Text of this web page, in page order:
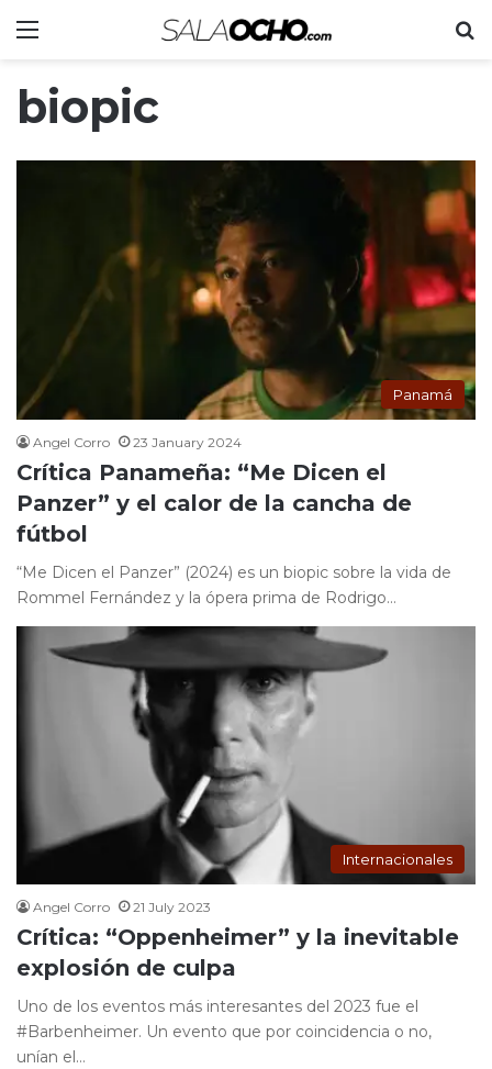
Menu
biopic
Panamá
Angel Corro 23 January 2024
Crítica Panameña: “Me Dicen el
Panzer” y el calor de la cancha de
fútbol
“Me Dicen el Panzer” (2024) es un biopic sobre la vida de
Rommel Fernández y la ópera prima de Rodrigo…
Internacionales
Angel Corro 21 July 2023
Crítica: “Oppenheimer” y la inevitable
explosión de culpa
Uno de los eventos más interesantes del 2023 fue el
#Barbenheimer. Un evento que por coincidencia o no,
unían el…